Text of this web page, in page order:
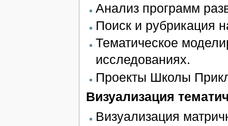
Анализ программ
Поиск и рубрикация
Тематическое
исследованиях.
Проекты Школы
Визуализация
Визуализация